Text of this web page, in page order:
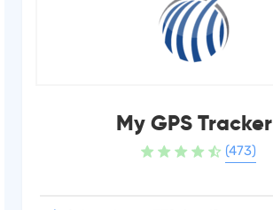
My GPS Tracker
(473)